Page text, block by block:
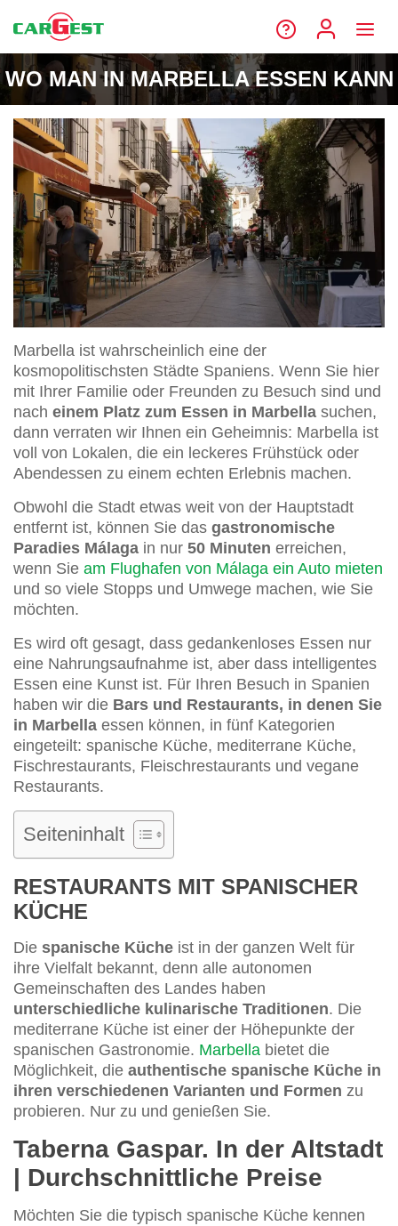
WO MAN IN MARBELLA ESSEN KANN
Marbella ist wahrscheinlich eine der
kosmopolitischsten Städte Spaniens. Wenn Sie hier
mit Ihrer Familie oder Freunden zu Besuch sind und
nach einem Platz zum Essen in Marbella suchen,
dann verraten wir Ihnen ein Geheimnis: Marbella ist
voll von Lokalen, die ein leckeres Frühstück oder
Abendessen zu einem echten Erlebnis machen.
Obwohl die Stadt etwas weit von der Hauptstadt
entfernt ist, können Sie das gastronomische
Paradies Málaga in nur 50 Minuten erreichen,
wenn Sie am Flughafen von Málaga ein Auto mieten
und so viele Stopps und Umwege machen, wie Sie
möchten.
Es wird oft gesagt, dass gedankenloses Essen nur
eine Nahrungsaufnahme ist, aber dass intelligentes
Essen eine Kunst ist. Für Ihren Besuch in Spanien
haben wir die Bars und Restaurants, in denen Sie
in Marbella essen können, in fünf Kategorien
eingeteilt: spanische Küche, mediterrane Küche,
Fischrestaurants, Fleischrestaurants und vegane
Restaurants.
Seiteninhalt
RESTAURANTS MIT SPANISCHER
KÜCHE
Die spanische Küche ist in der ganzen Welt für
ihre Vielfalt bekannt, denn alle autonomen
Gemeinschaften des Landes haben
unterschiedliche kulinarische Traditionen. Die
mediterrane Küche ist einer der Höhepunkte der
spanischen Gastronomie. Marbella bietet die
Möglichkeit, die authentische spanische Küche in
ihren verschiedenen Varianten und Formen zu
probieren. Nur zu und genießen Sie.
Taberna Gaspar. In der Altstadt
| Durchschnittliche Preise
Möchten Sie die typisch spanische Küche kennen